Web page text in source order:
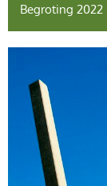
Begroting 2022